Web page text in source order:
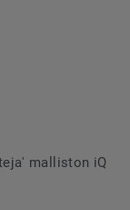
malliston iQ